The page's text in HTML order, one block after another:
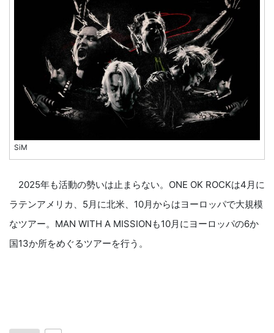
SiM
2025年も活動の勢いは止まらない。ONE OK ROCKは4月に
ラテンアメリカ、5月に北米、10月からはヨーロッパで大規模
なツアー。MAN WITH A MISSIONも10月にヨーロッパの6か
国13か所をめぐるツアーを行う。